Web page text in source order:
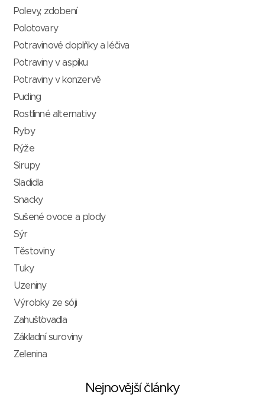
Polevy, zdobení
Polotovary
Potravinové doplňky a léčiva
Potraviny v aspiku
Potraviny v konzervě
Puding
Rostlinné alternativy
Ryby
Rýže
Sirupy
Sladidla
Snacky
Sušené ovoce a plody
Sýr
Těstoviny
Tuky
Uzeniny
Výrobky ze sóji
Zahušťovadla
Základní suroviny
Zelenina
Nejnovější články